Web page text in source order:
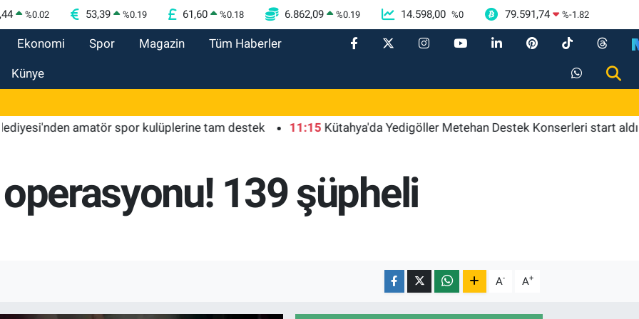
%0.02 53,39 %0.19 61,60 %0.18 6.862,09 %0.19 14.598,00 %0 79.591,74 %-1.82
Ekonomi Spor Magazin Tüm Haberler
Künye
amatör spor kulüplerine tam destek 11:15 Kütahya'da Yedigöller Metehan Destek Konserleri start aldı
139 şüpheli
A- A+